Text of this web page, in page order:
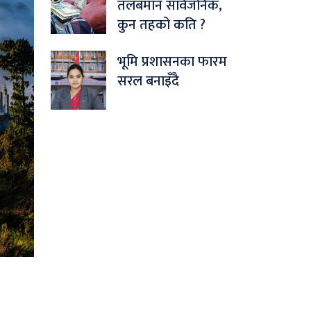
तलबमान सार्वजनिक,
कुन तहको कति ?
भूमि प्रशासनका फारम
सरल बनाइँदै